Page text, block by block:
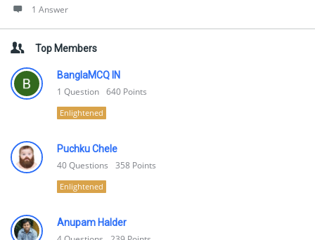
1 Answer
Top Members
BanglaMCQ IN
1 Question 640 Points
Enlightened
Puchku Chele
40Questions 358 Points
Enlightened
Anupam Halder